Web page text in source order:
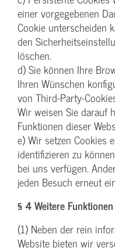
einer vorgegebenen
Cookie unterscheiden
den
löschen.
d) Sie können Ihre
Ihren Wünschen
von Third-Party-
Wir weisen Sie darauf
Funktionen dieser
e) Wir setzen Cookies
identifizieren zu
bei uns verfügen.
jeden Besuch erneut
§ 4 Weitere
(1) Neben der rein
Website bieten wir